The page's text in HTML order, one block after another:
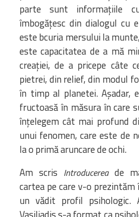
parte sunt informațiile
îmbogățesc din dialogul cu
este bcuria mersului la
este capacitatea de a mă
creației, de a pricepe câte
pietrei, din relief, din modul
în timp al planetei. Așadar,
fructoasă în măsura în care
înțelegem cât mai profund
unui fenomen, care este de
la o primă aruncare de ochi.
Am scris Introducereade
cartea pe care v-o prezintăm
un vădit profil psihologic.